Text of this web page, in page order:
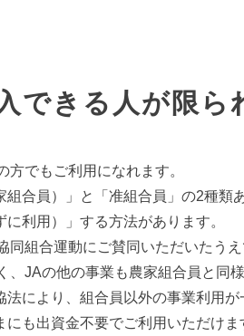
できる人が限
でもご利用になれます。
合員）」と「准組合員」の2種
に利用）」する方法があります。
同組合運動にご賛同いただいたう
、JAの他の事業も農家組合員と同
法により、組合員以外の事業利用
も出資金不要でご利用いただけま